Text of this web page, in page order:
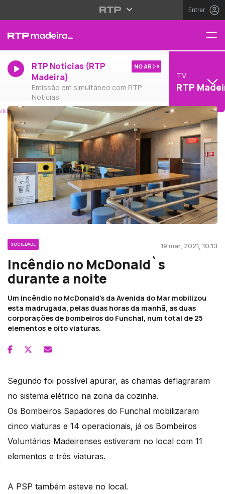
Entrar
RTP Notícias (RTP
Madeira)
Emissão em simultâneo com RTP
Notícias
NO AR
TV
RTP
SOCIEDADE 19 mar, 2021, 10:13
Incêndio no McDonald`s
durante a noite
Um incêndio no McDonald's da Avenida do Mar mobilizou
esta madrugada, pelas duas horas da manhã, as duas
corporações de bombeiros do Funchal, num total de 25
elementos e oito viaturas.
Segundo foi possível apurar, as chamas deflagraram
no sistema elétrico na zona da cozinha.
Os Bombeiros Sapadores do Funchal mobilizaram
cinco viaturas e 14 operacionais, já os Bombeiros
Voluntários Madeirenses estiveram no local com 11
elementos e três viaturas.
A PSP também esteve no local.